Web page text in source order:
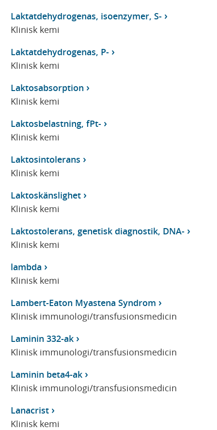
Laktatdehydrogenas, isoenzymer, S-
Klinisk kemi
Laktatdehydrogenas, P-
Klinisk kemi
Laktosabsorption
Klinisk kemi
Laktosbelastning, fPt-
Klinisk kemi
Laktosintolerans
Klinisk kemi
Laktoskänslighet
Klinisk kemi
Laktostolerans, genetisk diagnostik, DNA-
Klinisk kemi
lambda
Klinisk kemi
Lambert-Eaton Myastena Syndrom
Klinisk immunologi/transfusionsmedicin
Laminin 332-ak
Klinisk immunologi/transfusionsmedicin
Laminin beta4-ak
Klinisk immunologi/transfusionsmedicin
Lanacrist
Klinisk kemi